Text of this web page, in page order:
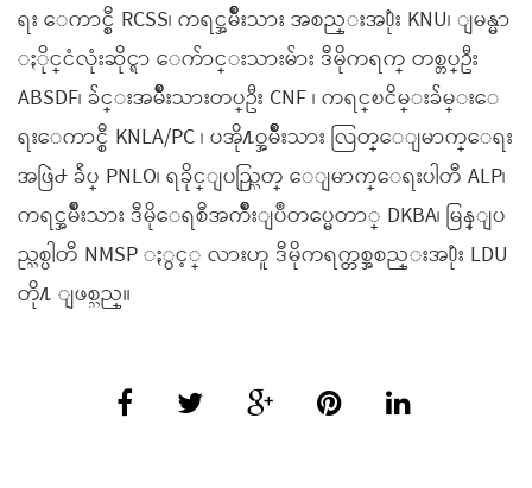
ရး ေကာင္စီ RCSS၊ ကရင္အမ်ိဳးသား အစည္းအ႐ုံး KNU၊ ျမန္မာ
ႏိုင္ငံလုံးဆိုင္ရာ ေက်ာင္းသားမ်ား ဒီမိုကရက္ တစ္တပ္ဦး
ABSDF၊ ခ်င္းအမ်ိဳးသားတပ္ဦး CNF ၊ ကရင္ၿငိမ္းခ်မ္းေ
ရးေကာင္စီ KNLA/PC ၊ ပအို႔ဝ္အမ်ိဳးသား လြတ္ေျမာက္ေရး
အဖြဲ႕ ခ်ဴပ္ PNLO၊ ရခိုင္ျပည္လြတ္ ေျမာက္ေရးပါတီ ALP၊
ကရင္အမ်ိဳးသား ဒီမိုေရစီအက်ိဳးျပဳတပ္မေတာ္ DKBA၊ မြန္ျပ
ည္သစ္ပါတီ NMSP ႏွင့္ လားဟူ ဒီမိုကရက္တစ္အစည္းအ႐ုံး LDU
တို႔ ျဖစ္သည္။